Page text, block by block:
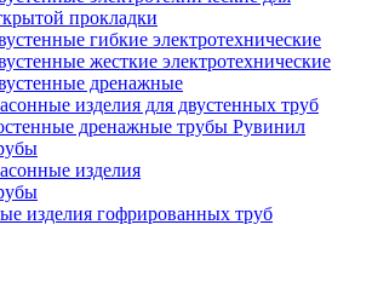
прокладки
гибкие электротехнические
жесткие электротехнические
дренажные
изделия для двустенных труб
дренажные трубы Рувинил
изделия
изделия гофрированных труб